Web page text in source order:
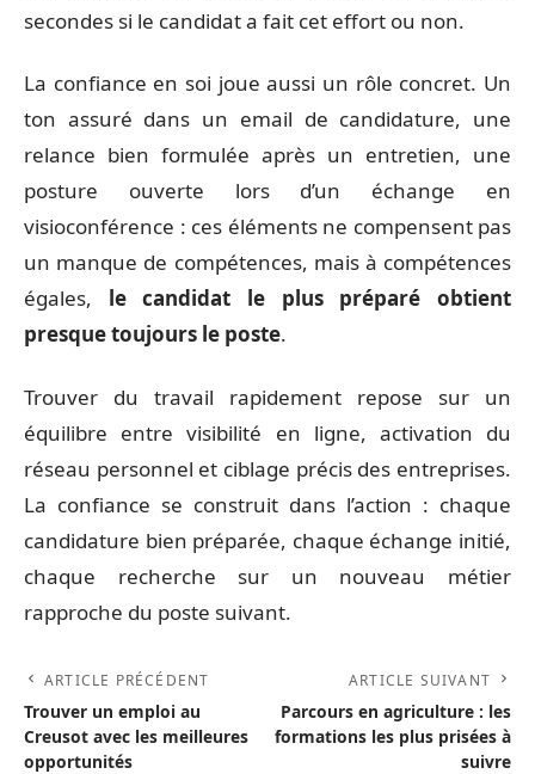
secondes si le candidat a fait cet effort ou non.
La confiance en soi joue aussi un rôle concret. Un
ton assuré dans un email de candidature, une
relance bien formulée après un entretien, une
posture ouverte lors d’un échange en
visioconférence : ces éléments ne compensent pas
un manque de compétences, mais à compétences
égales, le candidat le plus préparé obtient
presque toujours le poste.
Trouver du travail rapidement repose sur un
équilibre entre visibilité en ligne, activation du
réseau personnel et ciblage précis des entreprises.
La confiance se construit dans l’action : chaque
candidature bien préparée, chaque échange initié,
chaque recherche sur un nouveau métier
rapproche du poste suivant.
ARTICLE PRÉCÉDENT
Trouver un emploi au
Creusot avec les meilleures
opportunités
ARTICLE SUIVANT
Parcours en agriculture : les
formations les plus prisées à
suivre